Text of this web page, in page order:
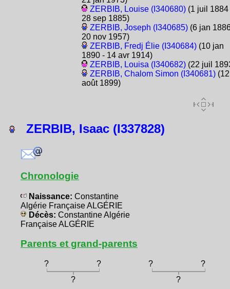
ZERBIB, Louise (I340680)(1 juil 1884
28 sep 1885)
ZERBIB, Joseph (I340685)(6 jan
20 nov 1957)
ZERBIB, Fredj Élie (I340684)(10 jan
1890 - 14 avr 1914)
ZERBIB, Louisa (I340682)(22 juil
ZERBIB, Chalom Simon (I340681)(12
août 1899)
ZERBIB, Isaac (I337828)
Chronologie
Naissance: Constantine
Algérie Française ALGÉRIE
Décès: Constantine Algérie
Française ALGÉRIE
Parents et grand-parents
? ? ?
?
?
?